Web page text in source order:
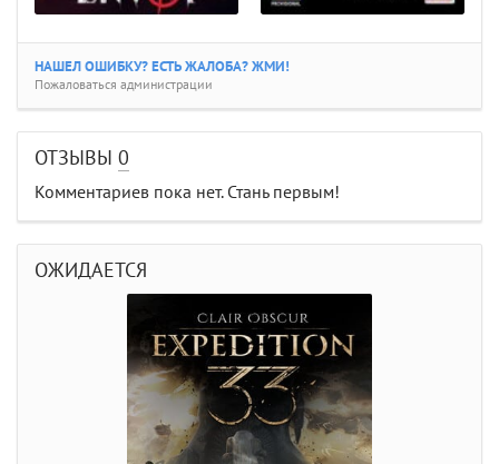
НАШЕЛ ОШИБКУ? ЕСТЬ ЖАЛОБА? ЖМИ!
Пожаловаться администрации
ОТЗЫВЫ 0
Комментариев пока нет. Стань первым!
ОЖИДАЕТСЯ